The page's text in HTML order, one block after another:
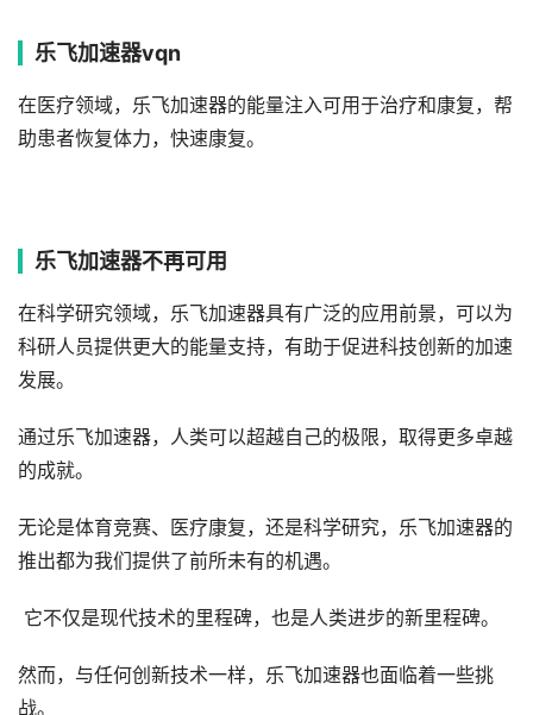
乐飞加速器vqn
在医疗领域，乐飞加速器的能量注入可用于治疗和康复，帮
助患者恢复体力，快速康复。
乐飞加速器不再可用
在科学研究领域，乐飞加速器具有广泛的应用前景，可以为
科研人员提供更大的能量支持，有助于促进科技创新的加速
发展。
通过乐飞加速器，人类可以超越自己的极限，取得更多卓越
的成就。
无论是体育竞赛、医疗康复，还是科学研究，乐飞加速器的
推出都为我们提供了前所未有的机遇。
它不仅是现代技术的里程碑，也是人类进步的新里程碑。
然而，与任何创新技术一样，乐飞加速器也面临着一些挑
战。